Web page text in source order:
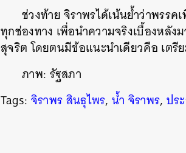
ช่วงท้าย จิราพรได้เน้นย้ำว่าพรร
ทุกช่องทาง เพื่อนำความจริงเบื้องหลั
สุจริต โดยตนมีข้อแนะนำเดียวคือ เตรี
ภาพ: รัฐสภา
Tags: จิราพร สินธุไพร,น้ำ จิราพร, ปร